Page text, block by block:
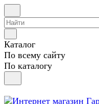
Каталог
По всему сайту
По каталогу